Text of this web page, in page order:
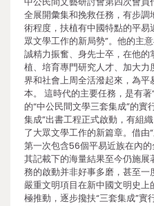
全展開彙集和挽救任務，有步
術程度，扶植有中國特點的平
眾文學工作的新局勢”。他的主
誠精力振奮、身先士卒，在他
植、培育專門研究人才、加大
界和社會上周全活潑起來，為
本。 這時代的主要任務，是有著
的“中公民間文學三套集成”的實
集成”出書工程正式啟動，有組
了大眾文學工作的新篇章。借由
第一次包含56個平易近族在內
其記載下的海量結果至今仍施展
務的啟動并非好事多磨，甚至
嚴重文明項目在新中國文明史
極推動，逐步攙扶“三套集成”實